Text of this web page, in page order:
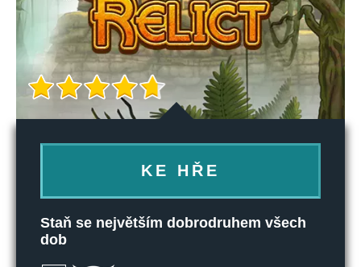
KE HŘE
Staň se největším dobrodruhem všech
dob